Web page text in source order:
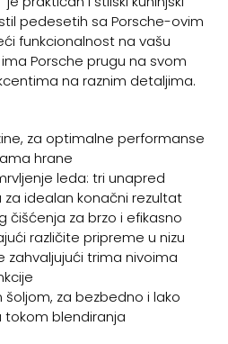
pedesetih sa Porsche-ovim
funkcionalnost na vašu
Porsche prugu na svom
na raznim detaljima.
za optimalne performanse
hrane
leda: tri unapred
idealan konačni rezultat
čišćenja za brzo i efikasno
različite pripreme u nizu
zahvaljujući trima nivoima
za bezbedno i lako
blendiranja